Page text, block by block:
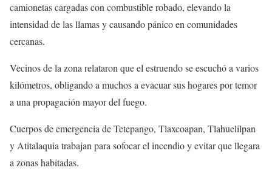
camionetas cargadas con combustible robado, elevando la
intensidad de las llamas y causando pánico en comunidades
cercanas.
Vecinos de la zona relataron que el estruendo se escuchó a varios
kilómetros, obligando a muchos a evacuar sus hogares por temor
a una propagación mayor del fuego.
Cuerpos de emergencia de Tetepango, Tlaxcoapan, Tlahuelilpan
y Atitalaquia trabajan para sofocar el incendio y evitar que llegara
a zonas habitadas.